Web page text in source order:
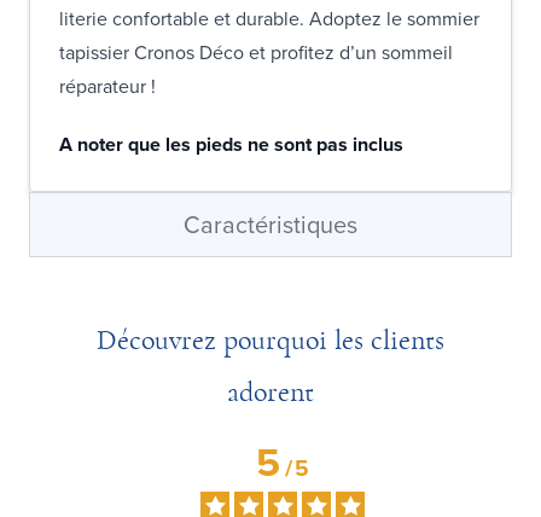
literie confortable et durable. Adoptez le sommier
tapissier Cronos Déco et profitez d’un sommeil
réparateur !
A noter que les pieds ne sont pas inclus
Caractéristiques
Découvrez pourquoi les clients
adorent
5/5